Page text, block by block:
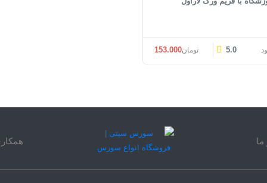
5.0 قیمت اصلی: تومان153.000 بود.
تومان153.000قیمت فعلی: تومان153.000.